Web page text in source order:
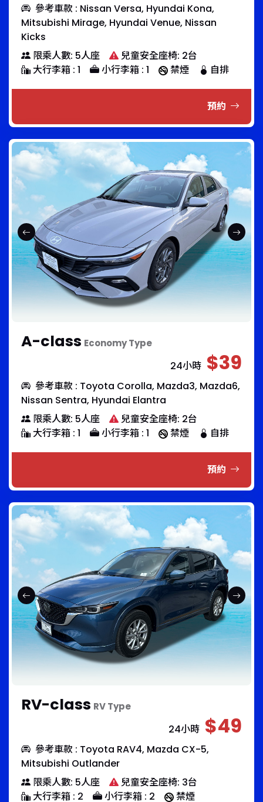
參考車款 : Nissan Versa, Hyundai Kona,
Mitsubishi Mirage, Hyundai Venue, Nissan
Kicks
限乘人數: 5人座
兒童安全座椅: 2台
大行李箱 : 1
小行李箱 : 1 禁煙 自排
預約
A-class Economy Type
24小時 $39
參考車款 : Toyota Corolla, Mazda3, Mazda6,
Nissan Sentra, Hyundai Elantra
限乘人數: 5人座
兒童安全座椅: 2台
大行李箱 : 1
小行李箱 : 1 禁煙 自排
預約
RV-class RV Type
24小時 $49
參考車款 : Toyota RAV4, Mazda CX-5,
Mitsubishi Outlander
限乘人數: 5人座
兒童安全座椅: 3台
大行李箱 : 2
小行李箱 : 2 禁煙